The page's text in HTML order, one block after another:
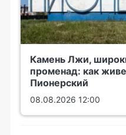
Камень Лжи,
променад: как
Пионерский
08.08.2026 12:00